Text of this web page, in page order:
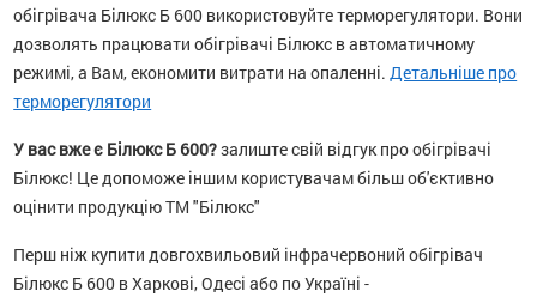
обігрівача Білюкс Б 600 використовуйте терморегулятори. Вони
дозволять працювати обігрівачі Білюкс в автоматичному
режимі, а Вам, економити витрати на опаленні.Детальніше про
терморегулятори
У вас вже є Білюкс Б 600?залиште свій відгук про обігрівачі
Білюкс! Це допоможе іншим користувачам більш об'єктивно
оцінити продукцію ТМ "Білюкс"
Перш ніж купити довгохвильовий інфрачервоний обігрівач
Білюкс Б 600 в Харкові, Одесі або по Україні -